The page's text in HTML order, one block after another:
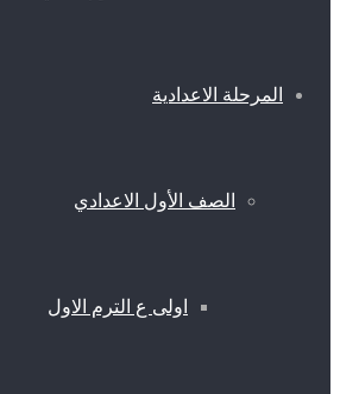
المرحلة الاعدادية
الصف الأول الاعدادي
اولى ع الترم الاول